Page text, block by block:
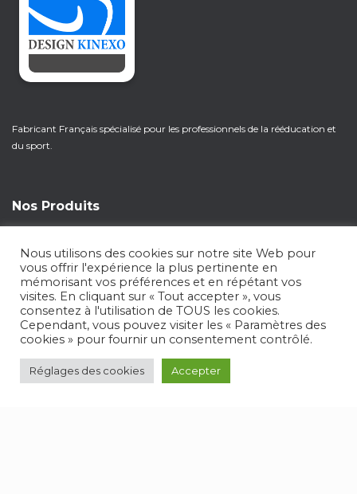
Fabricant Français spécialisé pour les professionnels de la rééducation et
du sport.
Nos Produits
Poulie universelle
Les essentiels kiné
Meilleures ventes
Presse à jambes
Nous utilisons des cookies sur notre site Web pour
vous offrir l'expérience la plus pertinente en
mémorisant vos préférences et en répétant vos
visites. En cliquant sur « Tout accepter », vous
consentez à l'utilisation de TOUS les cookies.
Cependant, vous pouvez visiter les « Paramètres des
cookies » pour fournir un consentement contrôlé.
Réglages des cookies Accepter